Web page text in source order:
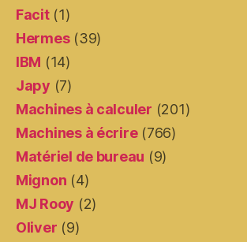
Facit(1)
Hermes(39)
IBM (14)
Japy (7)
Machines à calculer (201)
Machines à écrire(766)
Matériel de bureau (9)
Mignon (4)
MJ Rooy (2)
Oliver (9)